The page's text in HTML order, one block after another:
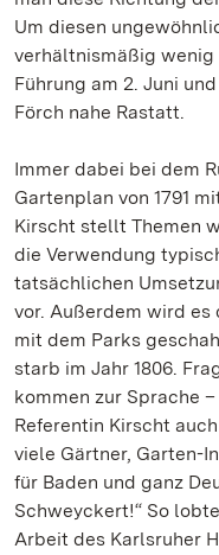
Um diesen
verhältnismäßig
Führung am 2. Juni
Förch nahe Rastatt.
Immer dabei bei dem
Gartenplan von 1791
Kirscht stellt Themen
die Verwendung
tatsächlichen
vor. Außerdem wird es
mit dem Parks
starb im Jahr 1806.
kommen zur Sprache
Referentin Kirscht
viele Gärtner, Garten-
für Baden und ganz
Schweyckert!“ So
Arbeit des Karlsruher